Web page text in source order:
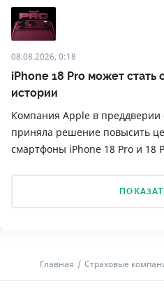
08.08.2026, 0:18
iPhone 18 Pro может стать
истории
Компания Apple в преддверии
приняла решение повысить
смартфоны iPhone 18 Pro и 18
Главная Страховые